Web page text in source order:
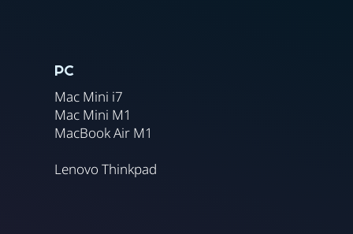
PC
Mac Mini i7
Mac Mini M1
MacBook Air M1
Lenovo Thinkpad